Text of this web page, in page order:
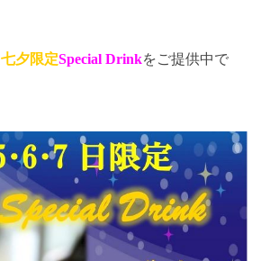
七夕限定Special Drinkをご提供中で